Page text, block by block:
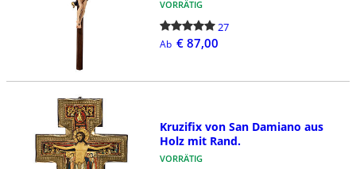
VORRÄTIG
27
Ab € 87,00
Kruzifix von San Damiano aus
Holz mit Rand.
VORRÄTIG